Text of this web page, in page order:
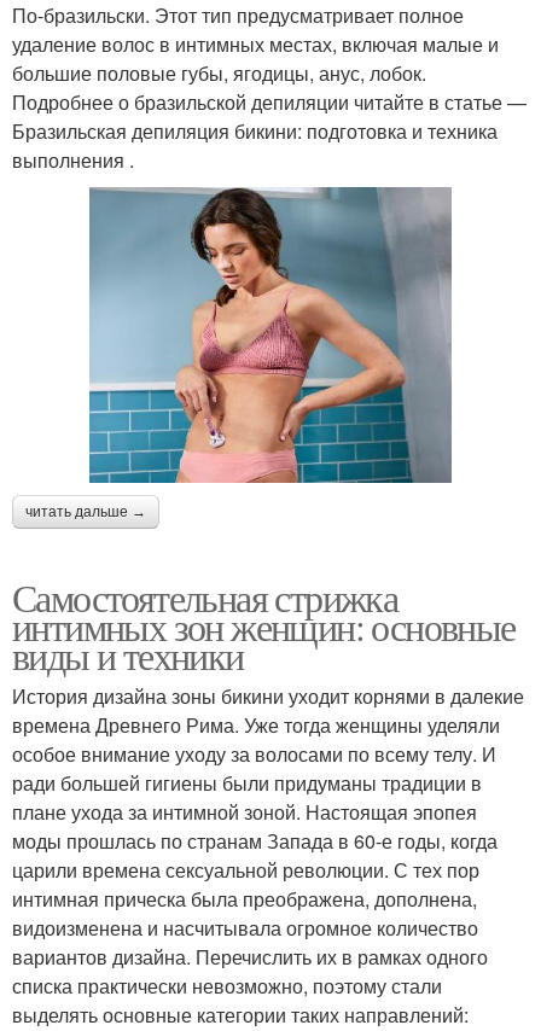
По-бразильски. Этот тип предусматривает полное
удаление волос в интимных местах, включая малые и
большие половые губы, ягодицы, анус, лобок.
Подробнее о бразильской депиляции читайте в статье —
Бразильская депиляция бикини: подготовка и техника
выполнения .
читать дальше →
Самостоятельная стрижка
интимных зон женщин: основные
виды и техники
История дизайна зоны бикини уходит корнями в далекие
времена Древнего Рима. Уже тогда женщины уделяли
особое внимание уходу за волосами по всему телу. И
ради большей гигиены были придуманы традиции в
плане ухода за интимной зоной. Настоящая эпопея
моды прошлась по странам Запада в 60-е годы, когда
царили времена сексуальной революции. С тех пор
интимная прическа была преображена, дополнена,
видоизменена и насчитывала огромное количество
вариантов дизайна. Перечислить их в рамках одного
списка практически невозможно, поэтому стали
выделять основные категории таких направлений: